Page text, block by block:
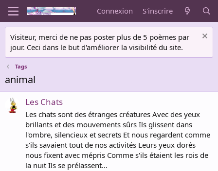
Connexion S'inscrire
Visiteur, merci de ne pas poster plus de 5 poèmes par
jour. Ceci dans le but d'améliorer la visibilité du site.
Tags
animal
Les Chats
Les chats sont des étranges créatures Avec des yeux
brillants et des mouvements sûrs Ils glissent dans
l'ombre, silencieux et secrets Et nous regardent comme
s'ils savaient tout de nos activités Leurs yeux dorés
nous fixent avec mépris Comme s'ils étaient les rois de
la nuit Ils se prélassent...